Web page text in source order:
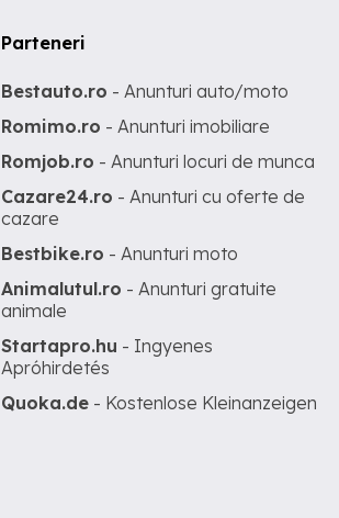
Parteneri
Bestauto.ro - Anunturi auto/moto
Romimo.ro - Anunturi imobiliare
Romjob.ro - Anunturi locuri de munca
Cazare24.ro - Anunturi cu oferte de
cazare
Bestbike.ro - Anunturi moto
Animalutul.ro - Anunturi gratuite
animale
Startapro.hu - Ingyenes
Apróhirdetés
Quoka.de - Kostenlose Kleinanzeigen